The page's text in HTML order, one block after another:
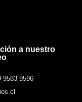
a nuestro
9583 9596